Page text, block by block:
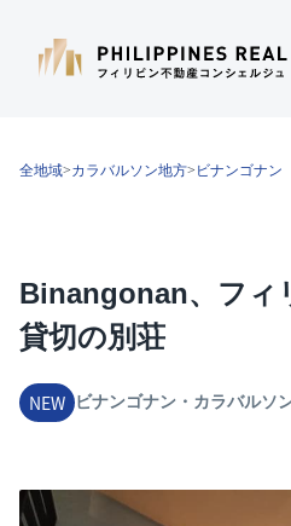
全地域>カラバルソン地方> ビナンゴナン
Binangonan、フィ
貸切の別荘
NEW ビナンゴナン・カラバルソ